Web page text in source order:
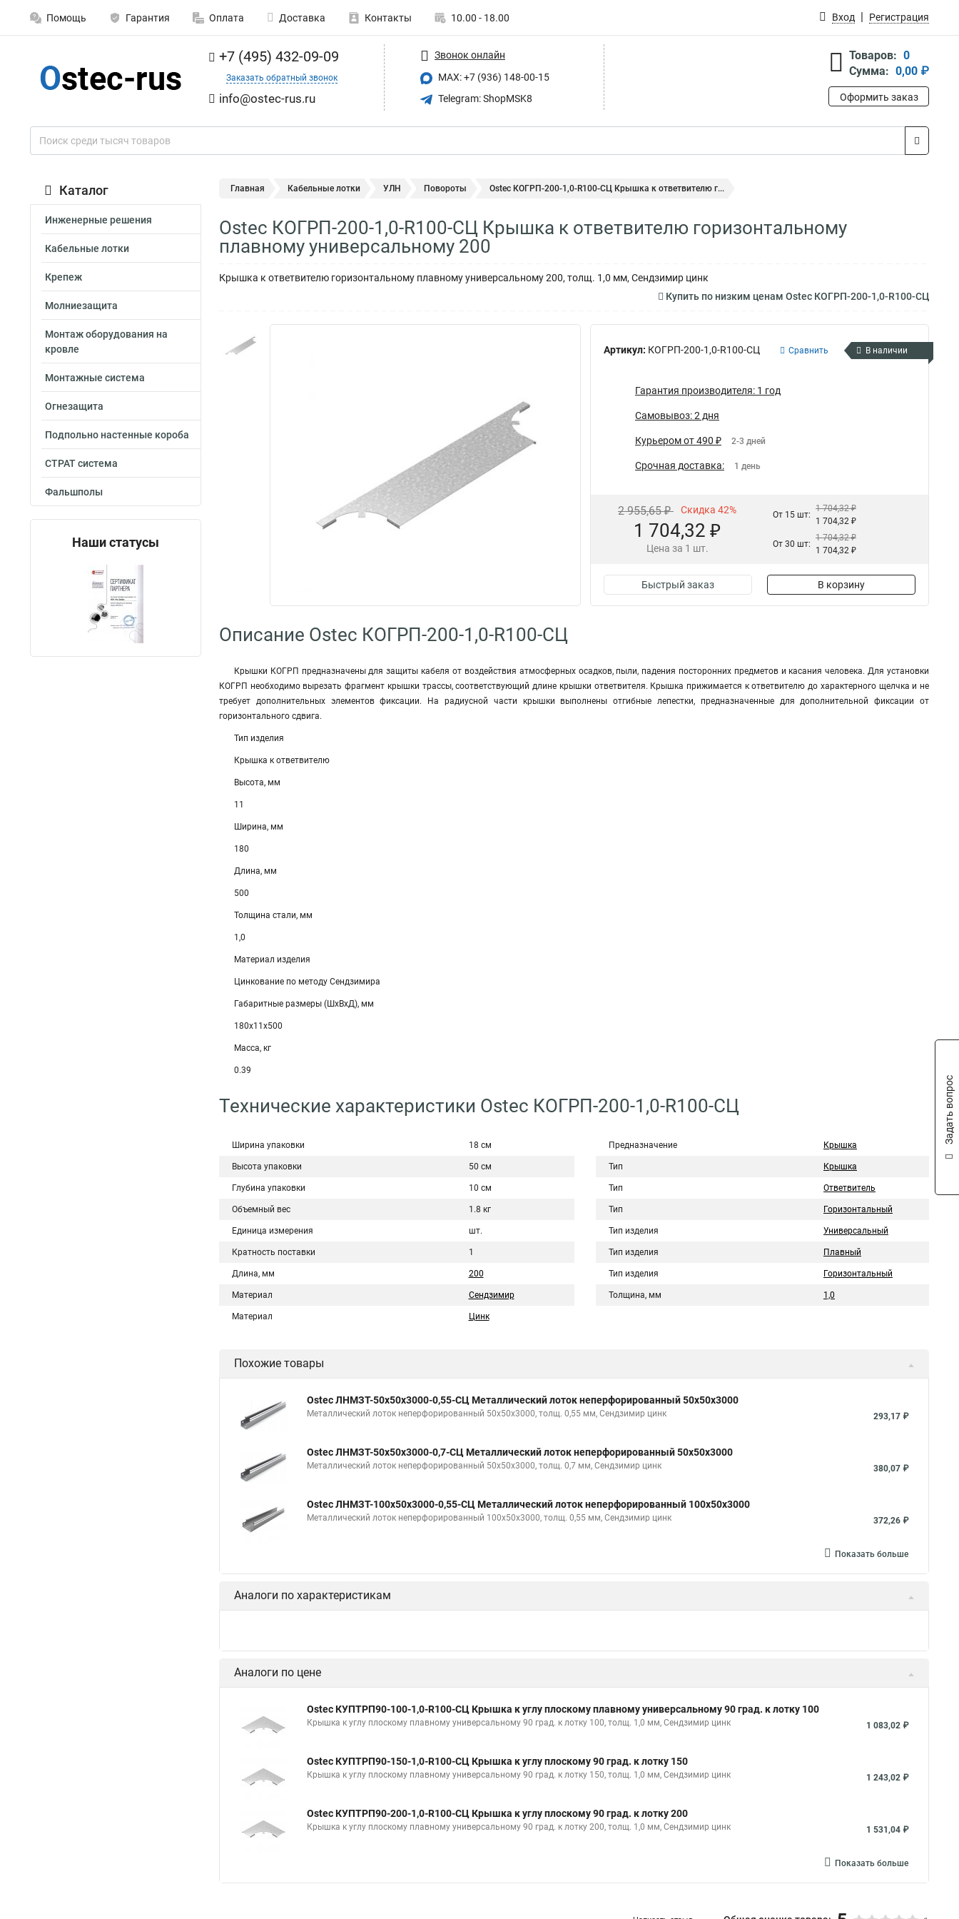
Помощь Гарантия Оплата Доставка Контакты 10.00 - 18.00 Вход Регистрация
+7 (495) 432-09-09
Заказать обратный звонок
info@ostec-rus.ru
Звонок онлайн
MAX: +7 (936) 148-00-15
Telegram: ShopMSK8
Товаров: 0
Сумма: 0,00 ₽
Оформить заказ
Каталог
Инженерные решения
Кабельные лотки
Крепеж
Молниезащита
Монтаж оборудования на
кровле
Монтажные система
Огнезащита
Подпольно настенные короба
СТРАТ система
Фальшполы
Наши статусы
Главная Кабельные лотки УЛН Повороты Ostec КОГРП-200-1,0-R100-СЦ Крышка к ответвителю г...
Ostec КОГРП-200-1,0-R100-СЦ Крышка к ответвителю горизонтальному
плавному универсальному 200
Крышка к ответвителю горизонтальному плавному универсальному 200, толщ. 1,0 мм, Сендзимир цинк
Купить по низким ценам Ostec КОГРП-200-1,0-R100-СЦ
Артикул: КОГРП-200-1,0-R100-СЦ Сравнить В наличии
Гарантия производителя: 1 год
Самовывоз: 2 дня
Курьером от 490 ₽ 2-3 дней
Срочная доставка: 1 день
2 955,65 ₽ Скидка 42%
1 704,32 ₽
Цена за 1 шт.
От 15 шт:
1 704,32 ₽
1 704,32 ₽
От 30 шт:
1 704,32 ₽
1 704,32 ₽
Быстрый заказ В корзину
Описание Ostec КОГРП-200-1,0-R100-СЦ
Крышки КОГРП предназначены для защиты кабеля от воздействия атмосферных осадков, пыли, падения посторонних предметов и касания человека. Для установки
КОГРП необходимо вырезать фрагмент крышки трассы, соответствующий длине крышки ответвителя. Крышка прижимается к ответвителю до характерного щелчка и не
требует дополнительных элементов фиксации. На радиусной части крышки выполнены отгибные лепестки, предназначенные для дополнительной фиксации от
горизонтального сдвига.
Тип изделия
Крышка к ответвителю
Высота, мм
11
Ширина, мм
180
Длина, мм
500
Толщина стали, мм
1,0
Материал изделия
Цинкование по методу Сендзимира
Габаритные размеры (ШхВхД), мм
180х11х500
Масса, кг
0.39
Технические характеристики Ostec КОГРП-200-1,0-R100-СЦ
Ширина упаковки 18 см
Высота упаковки 50 см
Глубина упаковки 10 см
Объемный вес 1.8 кг
Единица измерения шт.
Кратность поставки 1
Длина, мм 200
Материал Сендзимир
Материал Цинк
Предназначение Крышка
Тип Крышка
Тип Ответвитель
Тип Горизонтальный
Тип изделия Универсальный
Тип изделия Плавный
Тип изделия Горизонтальный
Толщина, мм 1,0
Похожие товары
Ostec ЛНМЗТ-50х50х3000-0,55-СЦ Металлический лоток неперфорированный 50х50х3000
Металлический лоток неперфорированный 50х50х3000, толщ. 0,55 мм, Сендзимир цинк 293,17 ₽
Ostec ЛНМЗТ-50х50х3000-0,7-СЦ Металлический лоток неперфорированный 50х50х3000
Металлический лоток неперфорированный 50х50х3000, толщ. 0,7 мм, Сендзимир цинк 380,07 ₽
Ostec ЛНМЗТ-100х50х3000-0,55-СЦ Металлический лоток неперфорированный 100х50х3000
Металлический лоток неперфорированный 100х50х3000, толщ. 0,55 мм, Сендзимир цинк 372,26 ₽
Показать больше
Аналоги по характеристикам
Аналоги по цене
Ostec КУПТРП90-100-1,0-R100-СЦ Крышка к углу плоскому плавному универсальному 90 град. к лотку 100
Крышка к углу плоскому плавному универсальному 90 град. к лотку 100, толщ. 1,0 мм, Сендзимир цинк 1 083,02 ₽
Ostec КУПТРП90-150-1,0-R100-СЦ Крышка к углу плоскому 90 град. к лотку 150
Крышка к углу плоскому плавному универсальному 90 град. к лотку 150, толщ. 1,0 мм, Сендзимир цинк 1 243,02 ₽
Ostec КУПТРП90-200-1,0-R100-СЦ Крышка к углу плоскому 90 град. к лотку 200
Крышка к углу плоскому плавному универсальному 90 град. к лотку 200, толщ. 1,0 мм, Сендзимир цинк 1 531,04 ₽
Показать больше
Задать вопрос